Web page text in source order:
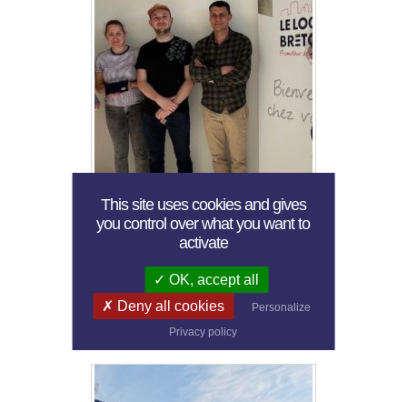
Remise de clés à
Douarnenez
This site uses cookies and gives
you control over what you want to
activate
OK, accept all
Deny all cookies
Personalize
Privacy policy